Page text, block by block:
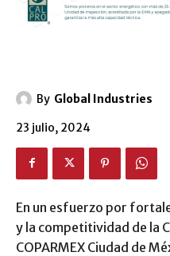
By Global Industries
23 julio, 2024
En un esfuerzo por
y la competitividad de la
COPARMEX Ciudad de